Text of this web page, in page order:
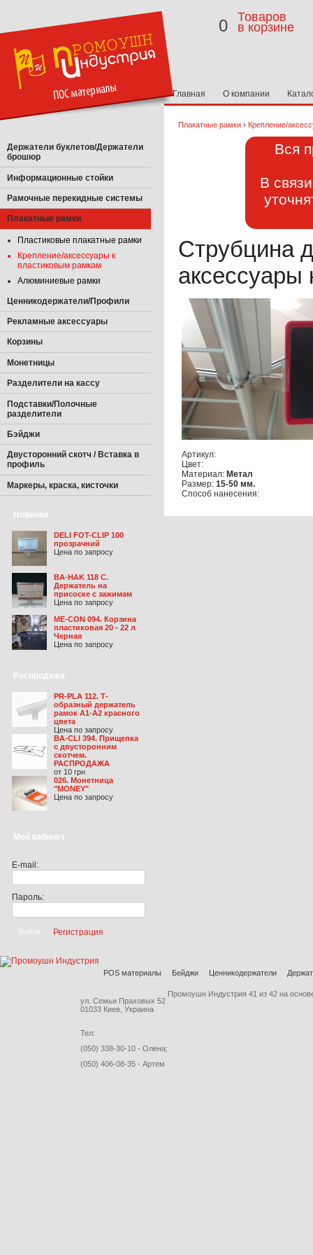
Держатели буклетов/Держатели
брошюр
Информационные стойки
Рамочные перекидные системы
Плакатные рамки
Пластиковые плакатные рамки
Крепление/аксессуары к
пластиковым рамкам
Алюминиевые рамки
Ценникодержатели/Профили
Рекламные аксессуары
Корзины
Монетницы
Разделители на кассу
Подставки/Полочные
разделители
Бэйджи
Двусторонний скотч / Вставка в
профиль
Маркеры, краска, кисточки
Новинки
DELI FOT-CLIP 100
прозрачний
Цена по запросу
BA-HAK 118 C.
Держатель на
присоске с зажимам
Цена по запросу
ME-CON 094. Корзина
пластиковая 20 - 22 л
Черная
Цена по запросу
Распродажа
PR-PLA 112. Т-
образный держатель
рамок А1-А2 красного
цвета
Цена по запросу
BA-CLI 394. Прищепка
с двусторонним
скотчем.
РАСПРОДАЖА
от 10 грн
026. Монетница
"MONEY"
Цена по запросу
Мой кабинет
E-mail:
Пароль:
Регистрация
0 Товаров
в корзине
Главная О компании
Плакатные рамки › Крепление/
Вся
В
Струбцина
Артикул:
Цвет:
Материал: Метал
Размер:15-50 мм.
Способ нанесения:
POS материалы Бейджи Ценникодержатели
ул. Семьи Праховых 52
01033 Киев, Украина
Тел:
(050) 338-30-10 - Олена;
(050) 406-08-35 - Артем
Промоушн Индустрия 41 из 42 на